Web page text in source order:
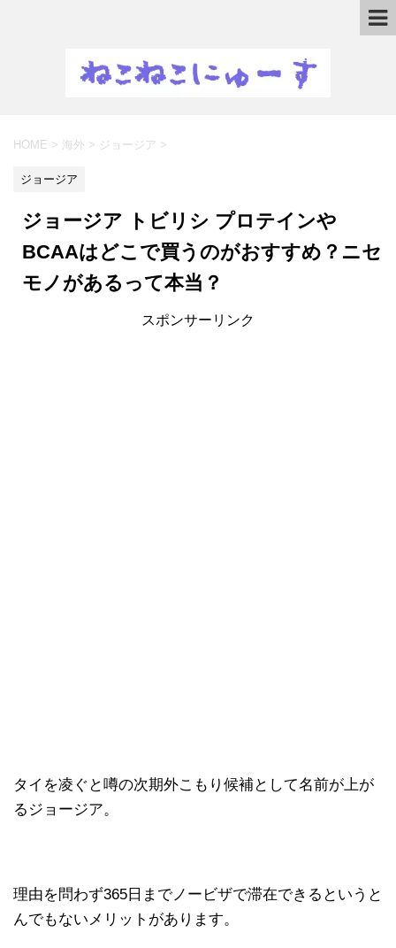
HOME > 海外 > ジョージア >
ジョージア
ジョージア トビリシ プロテインや
BCAAはどこで買うのがおすすめ？ニセ
モノがあるって本当？
スポンサーリンク
タイを凌ぐと噂の次期外こもり候補として名前が上が
るジョージア。
理由を問わず365日までノービザで滞在できるというと
んでもないメリットがあります。